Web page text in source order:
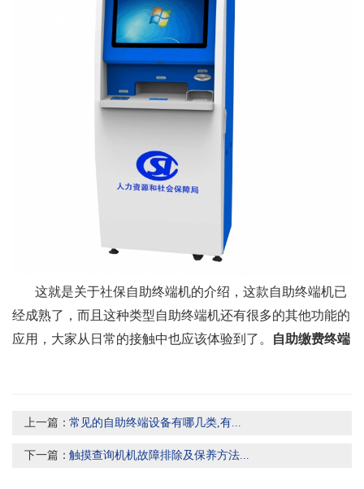
这就是关于社保自助终端机的介绍，这款自助终端机已
经成熟了，而且这种类型自助终端机还有很多的其他功能的
应用，大家从日常的接触中也应该体验到了。
自助缴费终端
上一篇：常见的自助终端设备有哪几类,有...
下一篇：触摸查询机机故障排除及保养方法...